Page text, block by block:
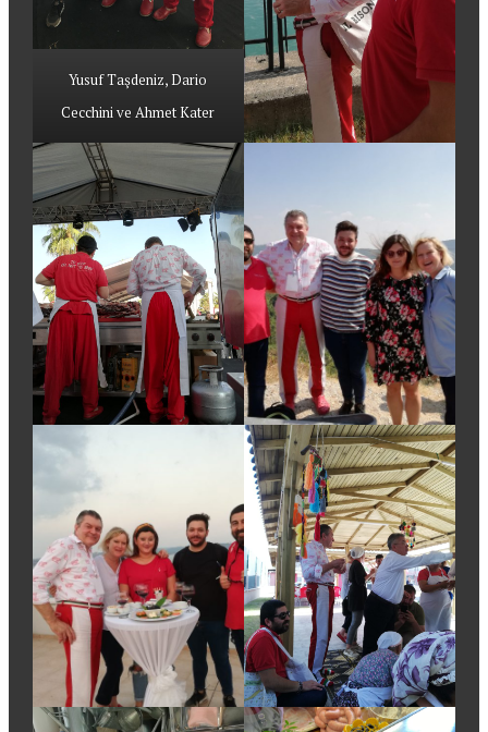
Yusuf Taşdeniz, Dario
Cecchini ve Ahmet Kater